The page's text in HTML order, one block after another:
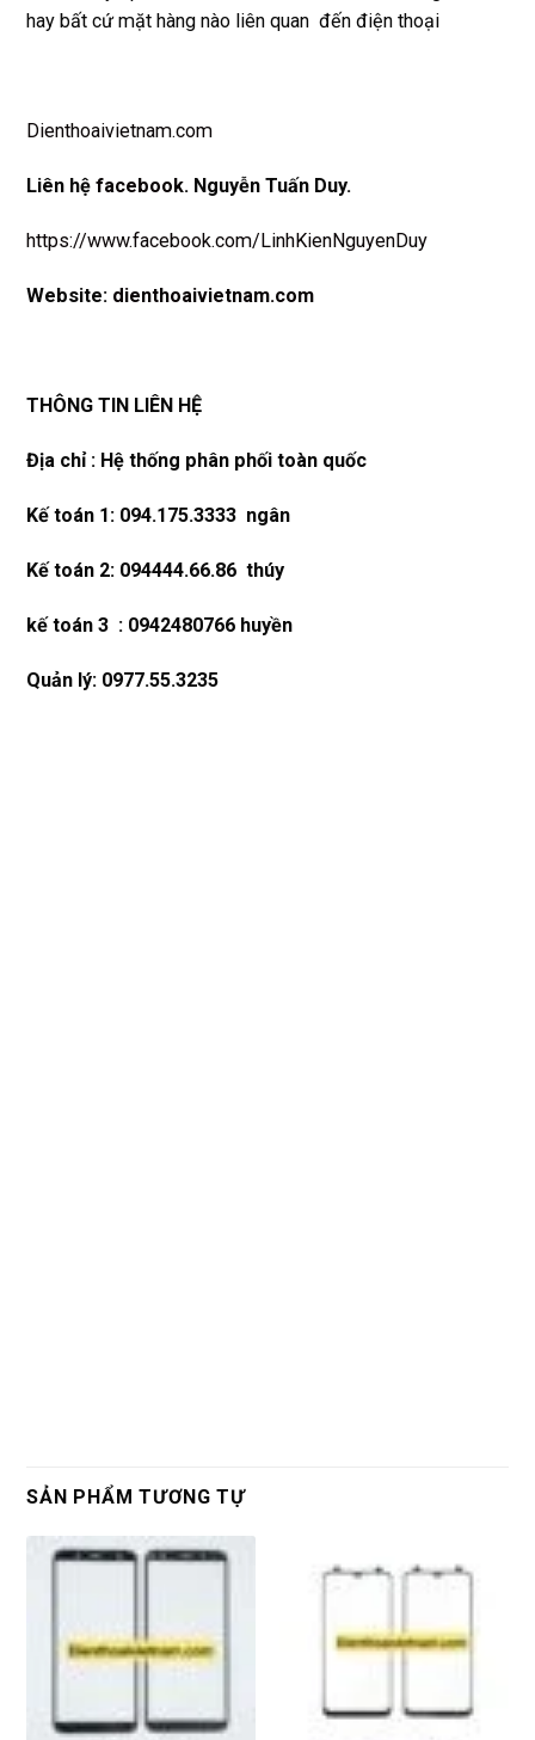
hay bất cứ mặt hàng nào liên quan đến điện thoại
Dienthoaivietnam.com
Liên hệ facebook. Nguyễn Tuấn Duy.
https://www.facebook.com/LinhKienNguyenDuy
Website: dienthoaivietnam.com
THÔNG TIN LIÊN HỆ
Địa chỉ : Hệ thống phân phối toàn quốc
Kế toán 1: 094.175.3333 ngân
Kế toán 2: 094444.66.86 thúy
kế toán 3 : 0942480766 huyền
Quản lý: 0977.55.3235
SẢN PHẨM TƯƠNG TỰ